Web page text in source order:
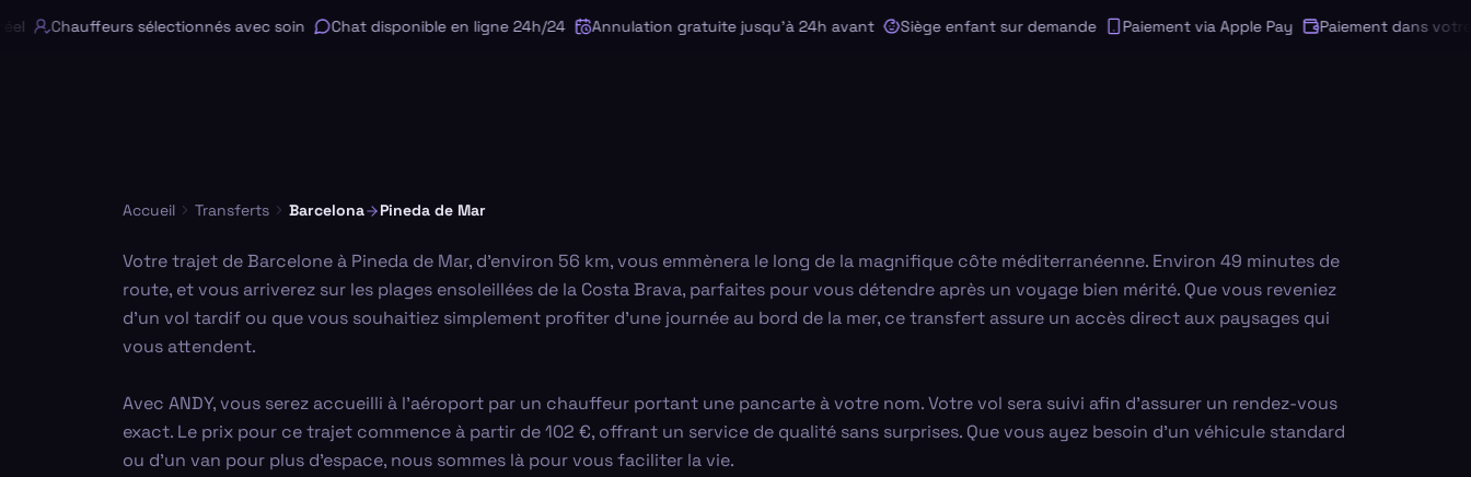
Chauffeurs sélectionnés avec soin Chat disponible en ligne 24h/24 Annulation gratuite jusqu'à 24h avant Siège enfant sur demande Paiement via Apple Pay Paiement dans votre
Accueil Transferts Barcelona Pineda de Mar
Votre trajet de Barcelone à Pineda de Mar, d'environ 56 km, vous emmènera le long de la magnifique côte méditerranéenne. Environ 49 minutes de
route, et vous arriverez sur les plages ensoleillées de la Costa Brava, parfaites pour vous détendre après un voyage bien mérité. Que vous reveniez
d'un vol tardif ou que vous souhaitiez simplement profiter d'une journée au bord de la mer, ce transfert assure un accès direct aux paysages qui
vous attendent.
Avec ANDY, vous serez accueilli à l'aéroport par un chauffeur portant une pancarte à votre nom. Votre vol sera suivi afin d'assurer un rendez-vous
exact. Le prix pour ce trajet commence à partir de 102 €, offrant un service de qualité sans surprises. Que vous ayez besoin d'un véhicule standard
ou d'un van pour plus d'espace, nous sommes là pour vous faciliter la vie.